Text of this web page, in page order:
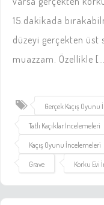
15.dakikada
düzeyi gerçekten üst
muazzam. Özellikle
Gerçek Kaçış
Tatlı Kaçıklar İncelemeleri
Kaçış Oyunu İncelemeleri
Grave Korku Evi